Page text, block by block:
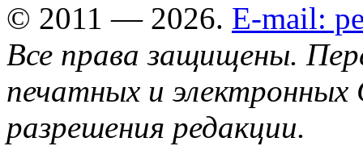
© 2011 — 2026. E-mail:
Все права защищены.
печатных и
разрешения редакции.